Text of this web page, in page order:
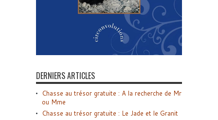
DERNIERS ARTICLES
Chasse au trésor gratuite : A la recherche de Mr
ou Mme
Chasse au trésor gratuite : Le Jade et le Granit